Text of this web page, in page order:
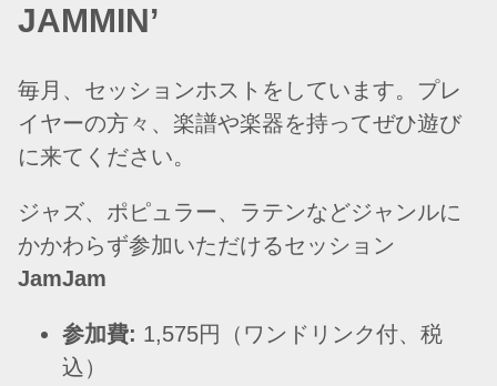
JAMMIN’
毎月、セッションホストをしています。プレ
イヤーの方々、楽譜や楽器を持ってぜひ遊び
に来てください。
ジャズ、ポピュラー、ラテンなどジャンルに
かかわらず参加いただけるセッション
JamJam
参加費: 1,575円（ワンドリンク付、税
込）